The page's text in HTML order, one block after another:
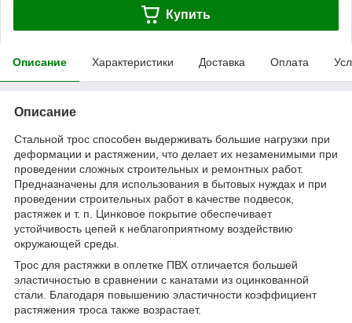
Купить
Описание Характеристики Доставка Оплата
Описание
Стальной трос способен выдерживать большие нагрузки при
деформации и растяжении, что делает их незаменимыми при
проведении сложных строительных и ремонтных работ.
Предназначены для использования в бытовых нуждах и при
проведении строительных работ в качестве подвесок,
растяжек и т. п. Цинковое покрытие обеспечивает
устойчивость цепей к неблагоприятному воздействию
окружающей среды.
Трос для растяжки в оплетке ПВХ отличается большей
эластичностью в сравнении с канатами из оцинкованной
стали. Благодаря повышению эластичности коэффициент
растяжения троса также возрастает.